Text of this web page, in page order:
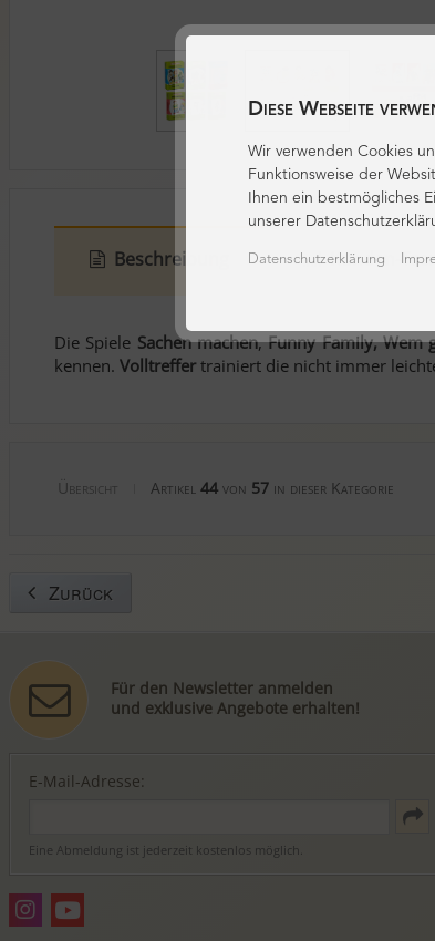
Beschreibung Kunden-
Die Spiele Sachen machen,Funny Family, Wem
kennen. Volltreffertrainiert die nicht immer
Übersicht Artikel 44von 57in dieser Kategorie
Zurück
Für den Newsletter anmelden
und exklusive Angebote erhalten!
E-Mail-Adresse:
Eine Abmeldung ist jederzeit kostenlos möglich.
Diese Webseite
Wir verwenden Cookies
Funktionsweise der
Ihnen ein bestmögliches
unserer
Datenschutzerklärung